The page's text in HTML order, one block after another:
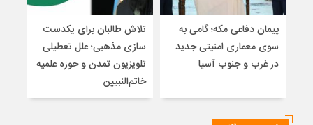
پیمان دفاعی مکه؛ گامی به
سوی معماری امنیتی جدید
در غرب و جنوب آسیا
تلاش طالبان برای یکدست
سازی مذهبی؛ علل تعطیلی
تلویزیون تمدن و حوزه علمیه
خاتم‌النبیین